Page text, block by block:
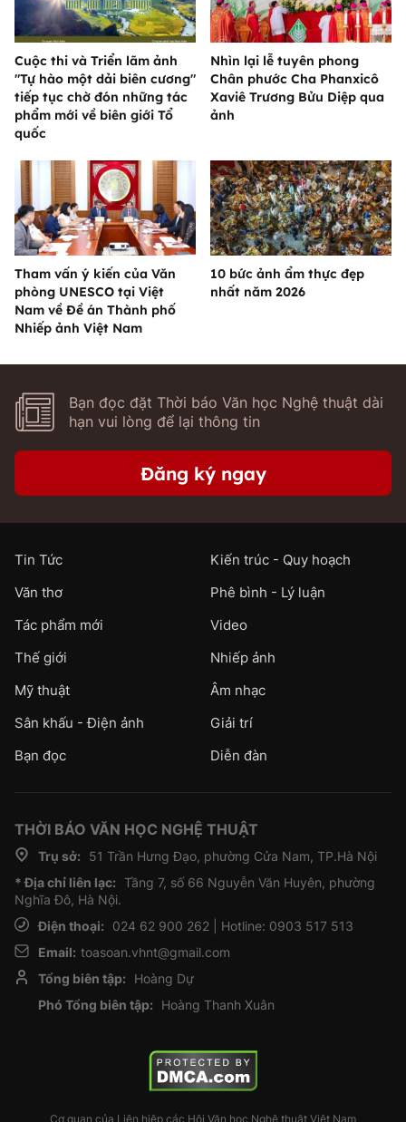
Cuộc thi và Triển lãm ảnh
"Tự hào một dải biên cương"
tiếp tục chờ đón những tác
phẩm mới về biên giới Tổ
quốc
Nhìn lại lễ tuyên phong
Chân phước Cha Phanxicô
Xaviê Trương Bửu Diệp qua
ảnh
Tham vấn ý kiến của Văn
phòng UNESCO tại Việt
Nam về Đề án Thành phố
Nhiếp ảnh Việt Nam
10 bức ảnh ẩm thực đẹp
nhất năm 2026
Bạn đọc đặt Thời báo Văn học Nghệ thuật dài
hạn vui lòng để lại thông tin
Đăng ký ngay
Tin Tức
Kiến trúc - Quy hoạch
Văn thơ
Phê bình - Lý luận
Tác phẩm mới
Video
Thế giới
Nhiếp ảnh
Mỹ thuật
Âm nhạc
Sân khấu - Điện ảnh
Giải trí
Bạn đọc
Diễn đàn
THỜI BÁO VĂN HỌC NGHỆ THUẬT
Trụ sở:
51 Trần Hưng Đạo, phường Cửa Nam, TP.Hà Nội
* Địa chỉ liên lạc: Tầng 7, số 66 Nguyễn Văn Huyên, phường
Nghĩa Đô, Hà Nội.
Điện thoại:
024 62 900 262 | Hotline: 0903 517 513
Email: toasoan.vhnt@gmail.com
Tổng biên tập:
Hoàng Dự
Phó Tổng biên tập:
Hoàng Thanh Xuân
Cơ quan của Liên hiệp các Hội Văn học Nghệ thuật Việt Nam